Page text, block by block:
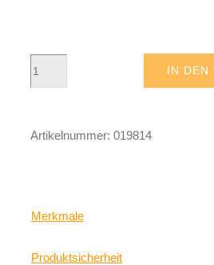
Joyride
-
in
IN DEN
Artikelnummer: 019814
Merkmale
Produktsicherheit